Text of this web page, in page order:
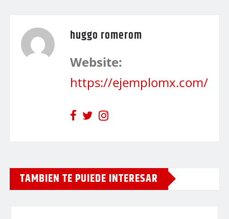
huggo romerom
Website:
https://ejemplomx.com/
TAMBIEN TE PUIEDE INTERESAR